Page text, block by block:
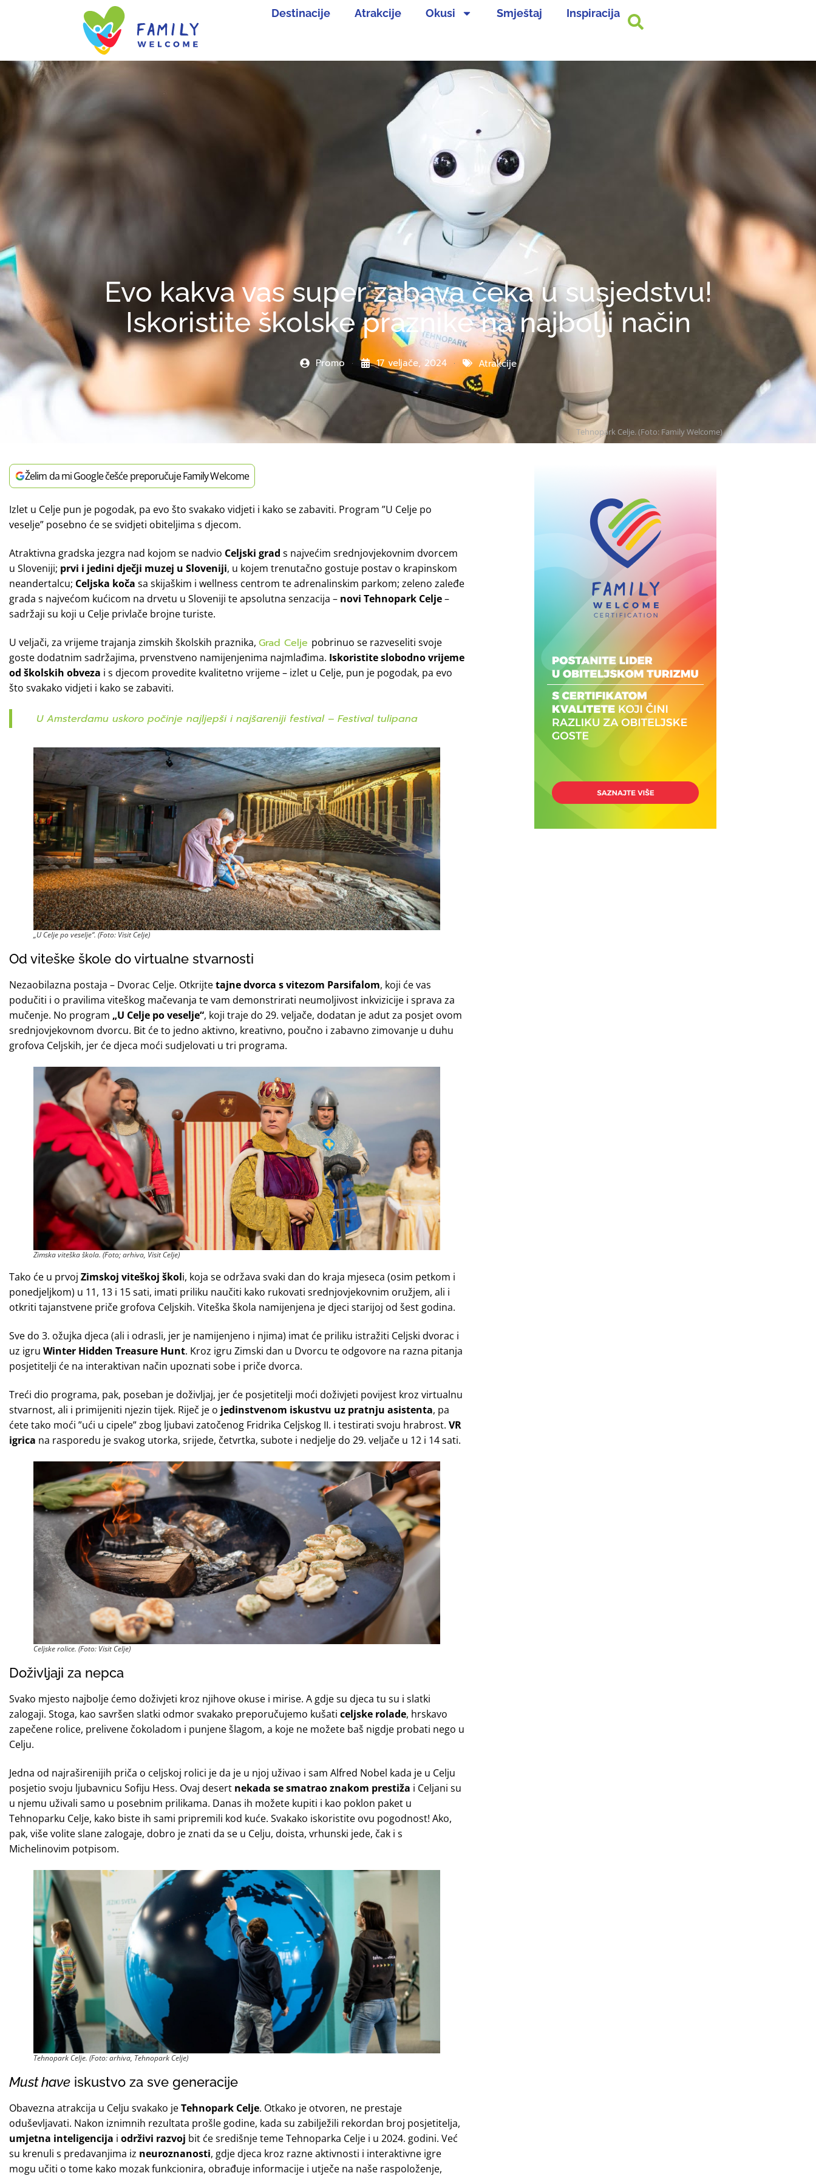
Destinacije Atrakcije Okusi Smještaj Inspiracija
Evo kakva vas super zabava čeka u susjedstvu!
Iskoristite školske praznike na najbolji način
Promo 17 veljače, 2024 Atrakcije
Tehnopark Celje. (Foto: Family Welcome)
Želim da mi Google češće preporučuje Family Welcome
Izlet u Celje pun je pogodak, pa evo što svakako vidjeti i kako se zabaviti. Program ”U Celje po
veselje” posebno će se svidjeti obiteljima s djecom.
Atraktivna gradska jezgra nad kojom se nadvio Celjski grad s najvećim srednjovjekovnim dvorcem
u Sloveniji; prvi i jedini dječji muzej u Sloveniji, u kojem trenutačno gostuje postav o krapinskom
neandertalcu; Celjska koča sa skijaškim i wellness centrom te adrenalinskim parkom; zeleno zaleđe
grada s najvećom kućicom na drvetu u Sloveniji te apsolutna senzacija – novi Tehnopark Celje–
sadržaji su koji u Celje privlače brojne turiste.
U veljači, za vrijeme trajanja zimskih školskih praznika, Grad Celje pobrinuo se razveseliti svoje
goste dodatnim sadržajima, prvenstveno namijenjenima najmlađima. Iskoristite slobodno vrijeme
od školskih obveza i s djecom provedite kvalitetno vrijeme – izlet u Celje, pun je pogodak, pa evo
što svakako vidjeti i kako se zabaviti.
U Amsterdamu uskoro počinje najljepši i najšareniji festival – Festival tulipana
„U Celje po veselje“. (Foto: Visit Celje)
Od viteške škole do virtualne stvarnosti
Nezaobilazna postaja – Dvorac Celje. Otkrijtetajne dvorca s vitezom Parsifalom, koji će vas
podučiti i o pravilima viteškog mačevanja te vam demonstrirati neumoljivost inkvizicije i sprava za
mučenje. No program „U Celje po veselje“, koji traje do 29. veljače, dodatan je adut za posjet ovom
srednjovjekovnom dvorcu. Bit će to jedno aktivno, kreativno, poučno i zabavno zimovanje u duhu
grofova Celjskih, jer će djeca moći sudjelovati u tri programa.
Zimska viteška škola. (Foto; arhiva, Visit Celje)
Tako će u prvoj Zimskoj viteškoj školi, koja se održava svaki dan do kraja mjeseca (osim petkom i
ponedjeljkom) u 11, 13 i 15 sati, imati priliku naučiti kako rukovati srednjovjekovnim oružjem, ali i
otkriti tajanstvene priče grofova Celjskih. Viteška škola namijenjena je djeci starijoj od šest godina.
Sve do 3. ožujka djeca (ali i odrasli, jer je namijenjeno i njima) imat će priliku istražiti Celjski dvorac i
uz igru Winter Hidden Treasure Hunt. Kroz igru Zimski dan u Dvorcu te odgovore na razna pitanja
posjetitelji će na interaktivan način upoznati sobe i priče dvorca.
Treći dio programa, pak, poseban je doživljaj, jer će posjetitelji moći doživjeti povijest kroz virtualnu
stvarnost, ali i primijeniti njezin tijek. Riječ je o jedinstvenom iskustvu uz pratnju asistenta, pa
ćete tako moći ”ući u cipele” zbog ljubavi zatočenog Fridrika Celjskog II. i testirati svoju hrabrost. VR
igrica na rasporedu je svakog utorka, srijede, četvrtka, subote i nedjelje do 29. veljače u 12 i 14 sati.
Celjske rolice. (Foto: Visit Celje)
Doživljaji za nepca
Svako mjesto najbolje ćemo doživjeti kroz njihove okuse i mirise. A gdje su djeca tu su i slatki
zalogaji. Stoga, kao savršen slatki odmor svakako preporučujemo kušati celjske rolade, hrskavo
zapečene rolice, prelivene čokoladom i punjene šlagom, a koje ne možete baš nigdje probati nego u
Celju.
Jedna od najraširenijih priča o celjskoj rolici je da je u njoj uživao i sam Alfred Nobel kada je u Celju
posjetio svoju ljubavnicu Sofiju Hess. Ovaj desert nekada se smatrao znakom prestiža i Celjani su
u njemu uživali samo u posebnim prilikama. Danas ih možete kupiti i kao poklon paket u
Tehnoparku Celje, kako biste ih sami pripremili kod kuće. Svakako iskoristite ovu pogodnost! Ako,
pak, više volite slane zalogaje, dobro je znati da se u Celju, doista, vrhunski jede, čak i s
Michelinovim potpisom.
Tehnopark Celje. (Foto: arhiva, Tehnopark Celje)
Must have iskustvo za sve generacije
Obavezna atrakcija u Celju svakako jeTehnopark Celje. Otkako je otvoren, ne prestaje
oduševljavati. Nakon iznimnih rezultata prošle godine, kada su zabilježili rekordan broj posjetitelja,
umjetna inteligencija i održivi razvoj bit će središnje teme Tehnoparka Celje i u 2024. godini. Već
su krenuli s predavanjima iz neuroznanosti, gdje djeca kroz razne aktivnosti i interaktivne igre
mogu učiti o tome kako mozak funkcionira, obrađuje informacije i utječe na naše raspoloženje,